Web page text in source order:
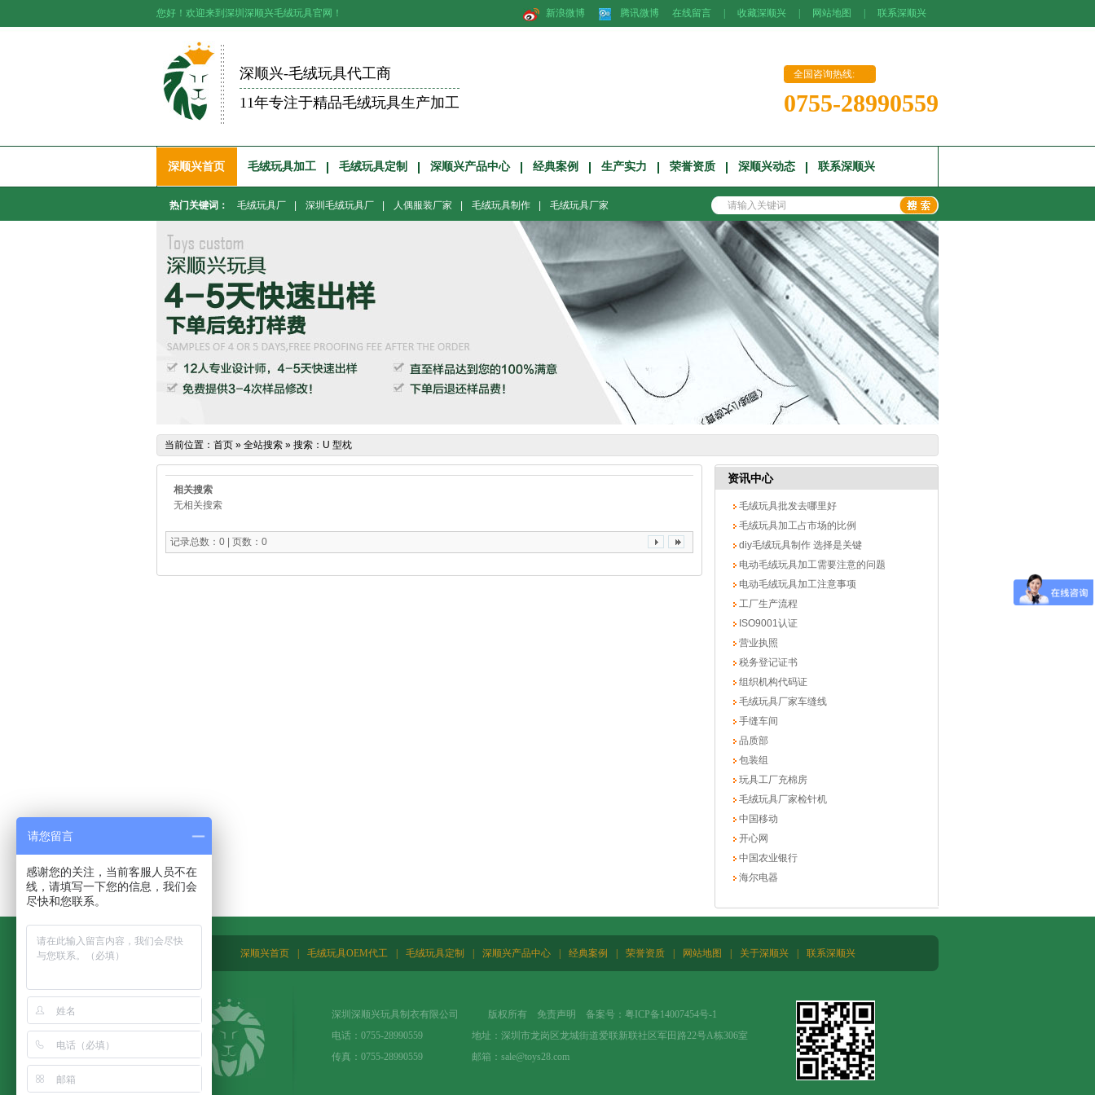
新浪微博 腾讯微博 在线留言 收藏深顺兴 网站地图 联系深顺兴
您好！欢迎来到深圳深顺兴毛绒玩具官网！
全国咨询热线:
0755-28990559
深顺兴-毛绒玩具代工商
11年专注于精品毛绒玩具生产加工
深顺兴首页 毛绒玩具加工 毛绒玩具定制 深顺兴产品中心 经典案例 生产实力 荣誉资质 深顺兴动态 联系深顺兴
热门关键词： 毛绒玩具厂 深圳毛绒玩具厂 人偶服装厂家 毛绒玩具制作 毛绒玩具厂家
当前位置： 首页 » 全站搜索 » 搜索：U 型枕
相关搜索
无相关搜索
记录总数：0 | 页数：0
资讯中心
毛绒玩具批发去哪里好
毛绒玩具加工占市场的比例
diy毛绒玩具制作 选择是关键
电动毛绒玩具加工需要注意的问题
电动毛绒玩具加工注意事项
工厂生产流程
ISO9001认证
营业执照
税务登记证书
组织机构代码证
毛绒玩具厂家车缝线
手缝车间
品质部
包装组
玩具工厂充棉房
毛绒玩具厂家检针机
中国移动
开心网
中国农业银行
海尔电器
深顺兴首页 毛绒玩具OEM代工 毛绒玩具定制 深顺兴产品中心 经典案例 荣誉资质 网站地图 关于深顺兴 联系深顺兴
深圳深顺兴玩具制衣有限公司 版权所有 免责声明 备案号： 粤ICP备14007454号-1
电话：0755-28990559 地址：深圳市龙岗区龙城街道爱联新联社区军田路22号A栋306室
传真：0755-28990559 邮箱：sale@toys28.com
请您留言
感谢您的关注，当前客服人员不在
线，请填写一下您的信息，我们会
尽快和您联系。